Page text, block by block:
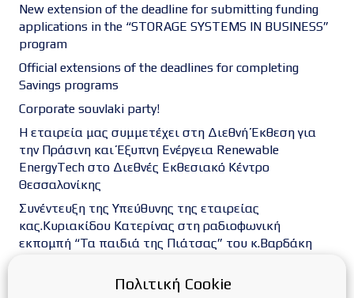
New extension of the deadline for submitting funding
applications in the “STORAGE SYSTEMS IN BUSINESS”
program
Official extensions of the deadlines for completing
Savings programs
Corporate souvlaki party!
Η εταιρεία μας συμμετέχει στη Διεθνή Έκθεση για
την Πράσινη και Έξυπνη Ενέργεια Renewable
EnergyTech στο Διεθνές Εκθεσιακό Κέντρο
Θεσσαλονίκης
Συνέντευξη της Υπεύθυνης της εταιρείας
κας.Κυριακίδου Κατερίνας στη ραδιοφωνική
εκπομπή “Τα παιδιά της Πιάτσας” του κ.Βαρδάκη
Πολιτική Cookie